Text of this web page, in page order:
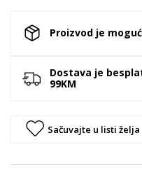
Proizvod je
Dostava je
99KM
Sačuvajte u listi želja